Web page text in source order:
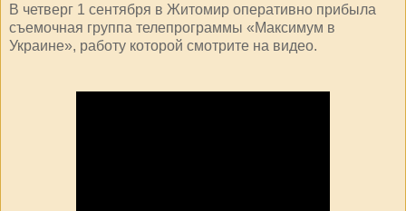
В четверг 1 сентября в Житомир оперативно прибыла
съемочная группа телепрограммы «Максимум в
Украине», работу которой смотрите на видео.